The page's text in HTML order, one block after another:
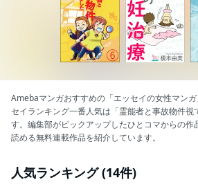
Amebaマンガおすすめの「エッセイの女性マン
セイランキング一番人気は「霊能者と事故物件
す。編集部がピックアップしたひとコマからの作
読める無料連載作品を紹介しています。
人気ランキング (14件)